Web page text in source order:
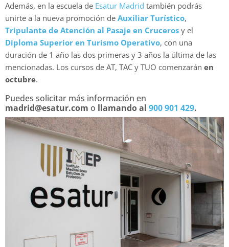
Además, en la escuela de Esatur Madrid también podrás
unirte a la nueva promoción de Auxiliar Turístico,
Tripulante de Atención al Pasaje en Cruceros y el
Diploma Superior en Turismo Operativo, con una
duración de 1 año las dos primeras y 3 años la última de las
mencionadas. Los cursos de AT, TAC y TUO comenzarán en
octubre.
Puedes solicitar más información en
madrid@esatur.com o llamando al 900 901 429.